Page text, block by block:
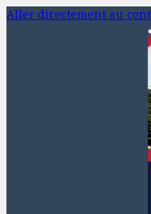
Aller directement au